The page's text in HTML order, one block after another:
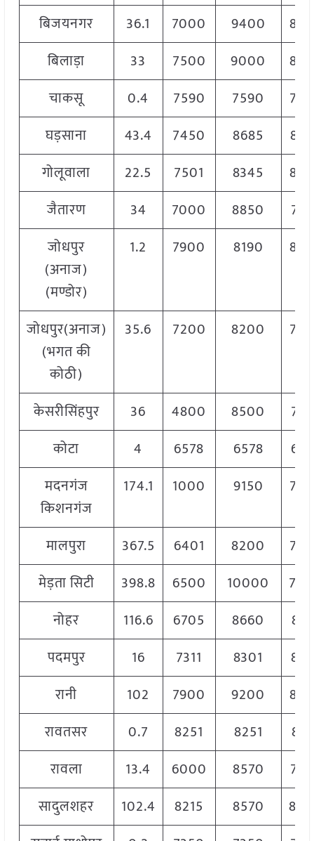
बिजयनगर
36.1 7000 9400
बिलाड़ा
33 7500 9000
चाकसू
0.4 7590 7590
घड़साना
43.4 7450 8685
गोलूवाला
22.5 7501 8345
जैतारण
34 7000 8850
जोधपुर
(अनाज)
(मण्डोर)
1.2 7900 8190
जोधपुर(अनाज)
(भगत की
कोठी)
35.6 7200 8200
केसरीसिंहपुर 36 4800 8500
कोटा
4 6578 6578
मदनगंज
किशनगंज
174.1 1000 9150
मालपुरा 367.5 6401 8200
मेड़ता सिटी
398.8 6500 10000
नोहर
116.6 6705 8660
पदमपुर
16 7311 8301
रानी
102 7900 9200
रावतसर
0.7 8251 8251
रावला
13.4 6000 8570
सादुलशहर
102.4 8215 8570